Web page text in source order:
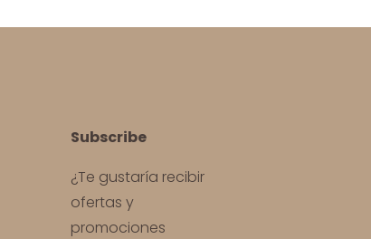
Subscribe
¿Te gustaría recibir
ofertas y
promociones